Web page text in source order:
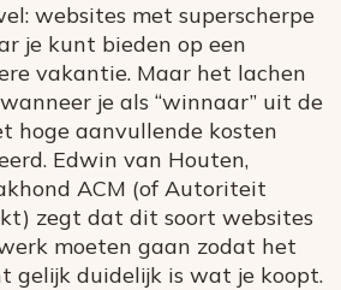
websites met superscherpe
je kunt bieden op een
vakantie. Maar het lachen
je als “winnaar” uit de
hoge aanvullende kosten
Edwin van Houten,
ACM (of Autoriteit
zegt dat dit soort websites
moeten gaan zodat het
gelijk duidelijk is wat je koopt.